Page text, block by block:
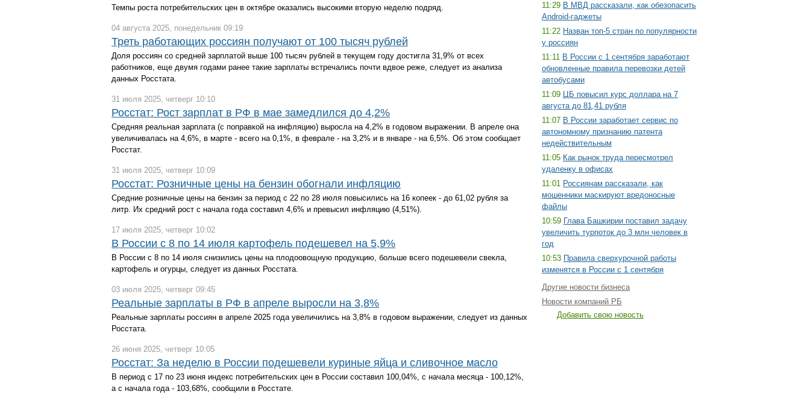
Темпы роста потребительских цен в октябре оказались высокими вторую неделю подряд.
04 августа 2025, понедельник 09:19
Треть работающих россиян получают от 100 тысяч рублей
Доля россиян со средней зарплатой выше 100 тысяч рублей в текущем году достигла 31,9% от всех
работников, еще двумя годами ранее такие зарплаты встречались почти вдвое реже, следует из анализа
данных Росстата.
31 июля 2025, четверг 10:10
Росстат: Рост зарплат в РФ в мае замедлился до 4,2%
Средняя реальная зарплата (с поправкой на инфляцию) выросла на 4,2% в годовом выражении. В апреле она
увеличивалась на 4,6%, в марте - всего на 0,1%, в феврале - на 3,2% и в январе - на 6,5%. Об этом сообщает
Росстат.
31 июля 2025, четверг 10:09
Росстат: Розничные цены на бензин обогнали инфляцию
Средние розничные цены на бензин за период с 22 по 28 июля повысились на 16 копеек - до 61,02 рубля за
литр. Их средний рост с начала года составил 4,6% и превысил инфляцию (4,51%).
17 июля 2025, четверг 10:02
В России с 8 по 14 июля картофель подешевел на 5,9%
В России с 8 по 14 июля снизились цены на плодоовощную продукцию, больше всего подешевели свекла,
картофель и огурцы, следует из данных Росстата.
03 июля 2025, четверг 09:45
Реальные зарплаты в РФ в апреле выросли на 3,8%
Реальные зарплаты россиян в апреле 2025 года увеличились на 3,8% в годовом выражении, следует из данных
Росстата.
26 июня 2025, четверг 10:05
Росстат: За неделю в России подешевели куриные яйца и сливочное масло
В период с 17 по 23 июня индекс потребительских цен в России составил 100,04%, с начала месяца - 100,12%,
а с начала года - 103,68%, сообщили в Росстате.
11:29 В МВД рассказали, как обезопасить
Android-гаджеты
11:22 Назван топ-5 стран по популярности
у россиян
11:11 В России с 1 сентября заработают
обновленные правила перевозки детей
автобусами
11:09 ЦБ повысил курс доллара на 7
августа до 81,41 рубля
11:07 В России заработает сервис по
автономному признанию патента
недействительным
11:05 Как рынок труда пересмотрел
удаленку в офисах
11:01 Россиянам рассказали, как
мошенники маскируют вредоносные
файлы
10:59 Глава Башкирии поставил задачу
увеличить турпоток до 3 млн человек в
год
10:53 Правила сверхурочной работы
изменятся в России с 1 сентября
Другие новости бизнеса
Новости компаний РБ
Добавить свою новость